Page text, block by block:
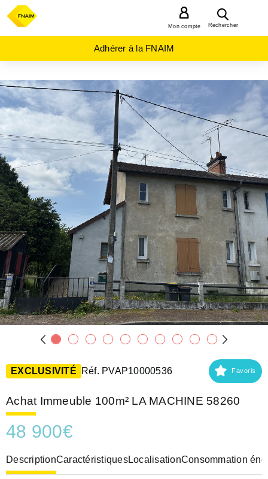
Rechercher
Mon compte
Adhérer à la FNAIM
ACHAT
IMMEUBLE
BOURGOGNE-
NIEVRE
(58)
LA
MACHINE
(58260)
EXCLUSIVITÉ Réf. PVAP10000536 Favoris
Achat Immeuble 100m² LA MACHINE 58260
48 900€
DescriptionCaractéristiquesLocalisationConsommation